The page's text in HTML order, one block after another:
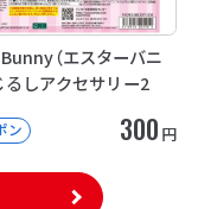
（エスターバニ
るしアクセサリー2
ン 300 円